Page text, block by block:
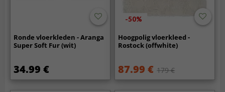
Ronde vloerkleden - Aranga
Super Soft Fur (wit)
34.99 €
-50%
Hoogpolig vloerkleed -
Rostock (offwhite)
87.99 € 179 €